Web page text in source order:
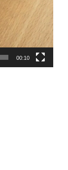
00:10